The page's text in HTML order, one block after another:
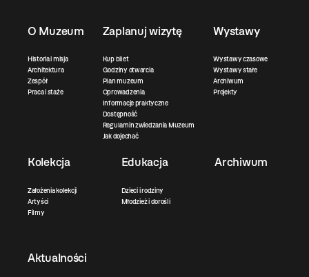
O Muzeum
Historia i misja
Architektura
Zespół
Praca i staże
Zaplanuj wizytę
Kup bilet
Godziny otwarcia
Plan muzeum
Oprowadzenia
Informacje praktyczne
Dostępność
Regulamin zwiedzania Muzeum
Jak dojechać
Wystawy
Wystawy czasowe
Wystawy stałe
Archiwum
Projekty
Kolekcja
Założenia kolekcji
Artyści
Filmy
Edukacja
Dzieci i rodziny
Młodzież i dorośli
Archiwum
Aktualności